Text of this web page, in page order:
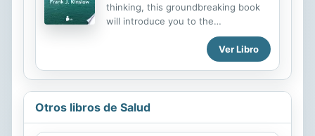
thinking, this groundbreaking book
will introduce you to the
extraordinary benefits of doing
nothing. Within these pages a new
philosophy of human potential is
born. When you explore this
philosophy you will find it answers
many questions that may have
Ver Libro
Otros libros de Salud